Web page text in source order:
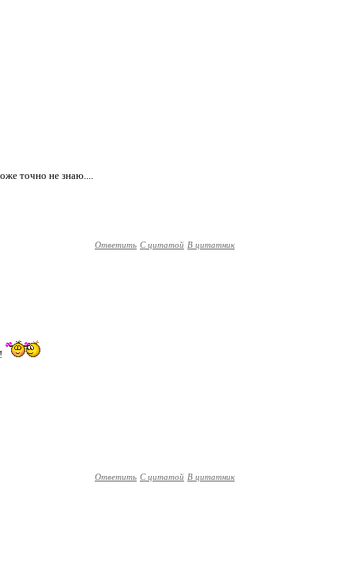
точно не знаю....
Ответить С цитатой В цитатник
Ответить С цитатой В цитатник